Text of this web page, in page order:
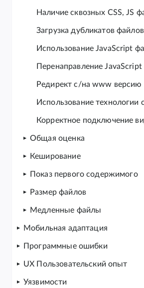
Наличие сквозных CSS, JS
Загрузка дубликатов файлов
Использование JavaScript
Перенаправление
Редирект с/на www версию
Использование технологии
Корректное подключение
Общая оценка
Кеширование
Показ первого содержимого
Размер файлов
Медленные файлы
Мобильная адаптация
Программные ошибки
UX Пользовательский опыт
Уязвимости